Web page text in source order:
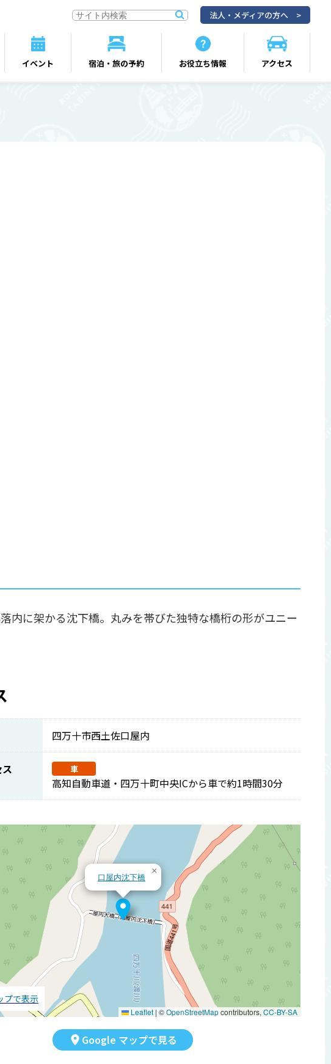
イベント 宿泊・旅の予約 お役立ち情報 アクセス
法人・メディアの方へ
内に架かる沈下橋。丸みを帯びた独特な橋桁の形がユニー
四万十市西土佐口屋内
車
高知自動車道・四万十町中央ICから車で約1時間30分
口屋内沈下橋
×
Leaflet | ©OpenStreetMapcontributors, CC-BY-SA
プで表示
Google マップで見る